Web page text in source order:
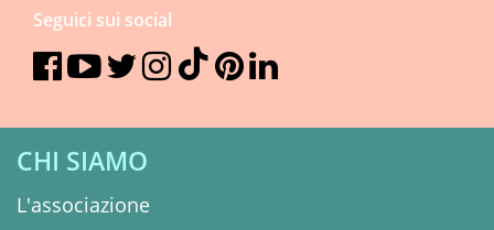
CHI SIAMO
L'associazione
Seguici sui social